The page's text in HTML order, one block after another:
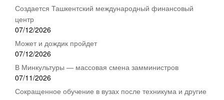
Создается Ташкентский международный финансовый
центр
07/12/2026
Может и дождик пройдет
07/12/2026
В Минкультуры — массовая смена замминистров
07/11/2026
Сокращенное обучение в вузах после техникума и другие